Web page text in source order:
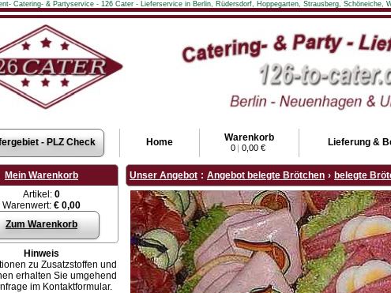
Catering- & Partyservice - 126 Cater - Lieferservice in Berlin, Rüdersdorf, Hoppegarten, Strausberg, Schöneiche,
- PLZ Check Home Warenkorb
0 | 0,00 € Lieferung &
Mein Warenkorb
Artikel: 0
Warenwert: € 0,00
Zum Warenkorb
Hinweis
zu Zusatzstoffen und
erhalten Sie umgehend
im Kontaktformular.
Unser Angebot : Angebot belegte Brötchen › belegte